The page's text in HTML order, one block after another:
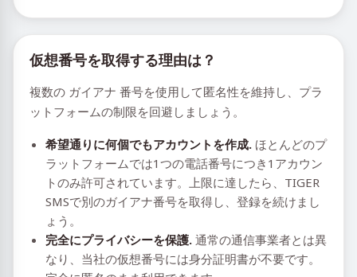
仮想番号を取得する理由は？
複数の ガイアナ 番号を使用して匿名性を維持し、プラ
ットフォームの制限を回避しましょう。
希望通りに何個でもアカウントを作成. ほとんどのプ
ラットフォームでは1つの電話番号につき1アカウン
トのみ許可されています。上限に達したら、TIGER
SMSで別のガイアナ番号を取得し、登録を続けまし
ょう。
完全にプライバシーを保護. 通常の通信事業者とは異
なり、当社の仮想番号には身分証明書が不要です。